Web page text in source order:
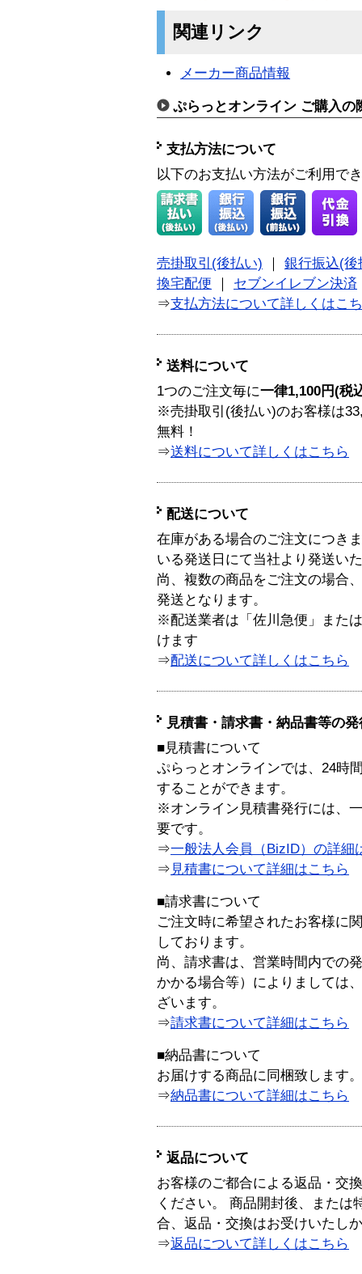
関連リンク
メーカー商品情報
ぷらっとオンライン ご購入の
支払方法について
以下のお支払い方法がご利用で
売掛取引(後払い)
銀行振込(後
換宅配便
セブンイレブン決済
⇒支払方法について詳しくはこ
送料について
1つのご注文毎に一律1,100円(税
※売掛取引(後払い)のお客様は
無料！
⇒送料について詳しくはこちら
配送について
在庫がある場合のご注文につき
いる発送日にて当社より発送い
尚、複数の商品をご注文の場合
発送となります。
※配送業者は「佐川急便」また
けます
⇒配送について詳しくはこちら
見積書・請求書・納品書等の
■見積書について
ぷらっとオンラインでは、24時
することができます。
※オンライン見積書発行には、
要です。
⇒一般法人会員（BizID）の詳細
⇒ 見積書について詳細はこちら
■請求書について
ご注文時に希望されたお客様に
しております。
尚、請求書は、営業時間内での
かかる場合等）によりましては
ざいます。
⇒請求書について詳細はこちら
■納品書について
お届けする商品に同梱致します。
⇒納品書について詳細はこちら
返品について
お客様のご都合による返品・交
ください。 商品開封後、または
合、返品・交換はお受けいたし
⇒返品について詳しくはこちら